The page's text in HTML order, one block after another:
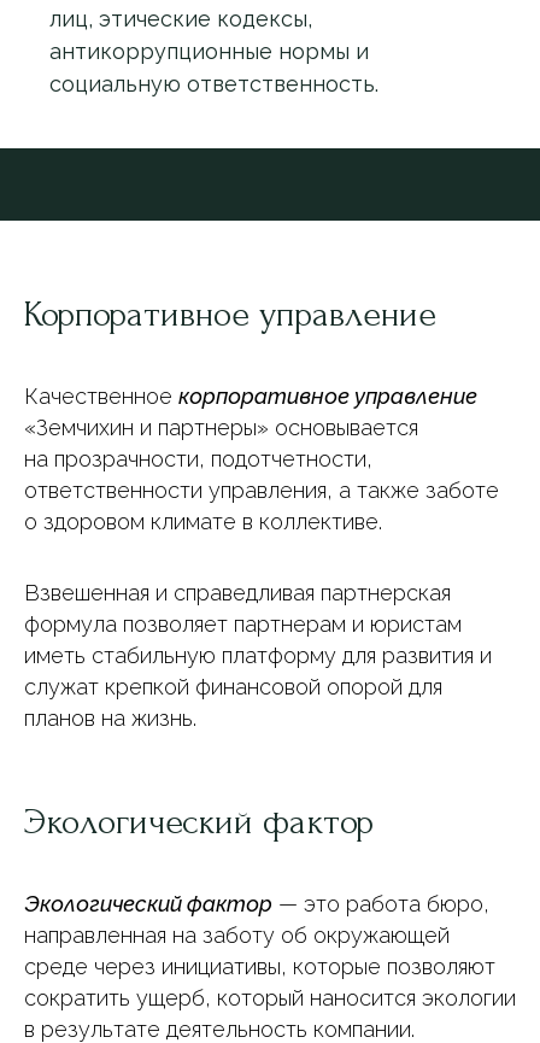
лиц, этические кодексы,
антикоррупционные нормы и
социальную ответственность.
Корпоративное управление
Качественное корпоративное управление
«Земчихин и партнеры» основывается
на прозрачности, подотчетности,
ответственности управления, а также заботе
о здоровом климате в коллективе.
Взвешенная и справедливая партнерская
формула позволяет партнерам и юристам
иметь стабильную платформу для развития и
служат крепкой финансовой опорой для
планов на жизнь.
Экологический фактор
Экологический фактор — это работа бюро,
направленная на заботу об окружающей
среде через инициативы, которые позволяют
сократить ущерб, который наносится экологии
в результате деятельность компании.